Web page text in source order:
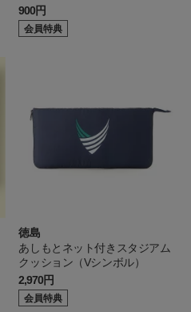
900円
会員特典
徳島
あしもとネット付きスタジアム
クッション（Vシンボル）
2,970円
会員特典